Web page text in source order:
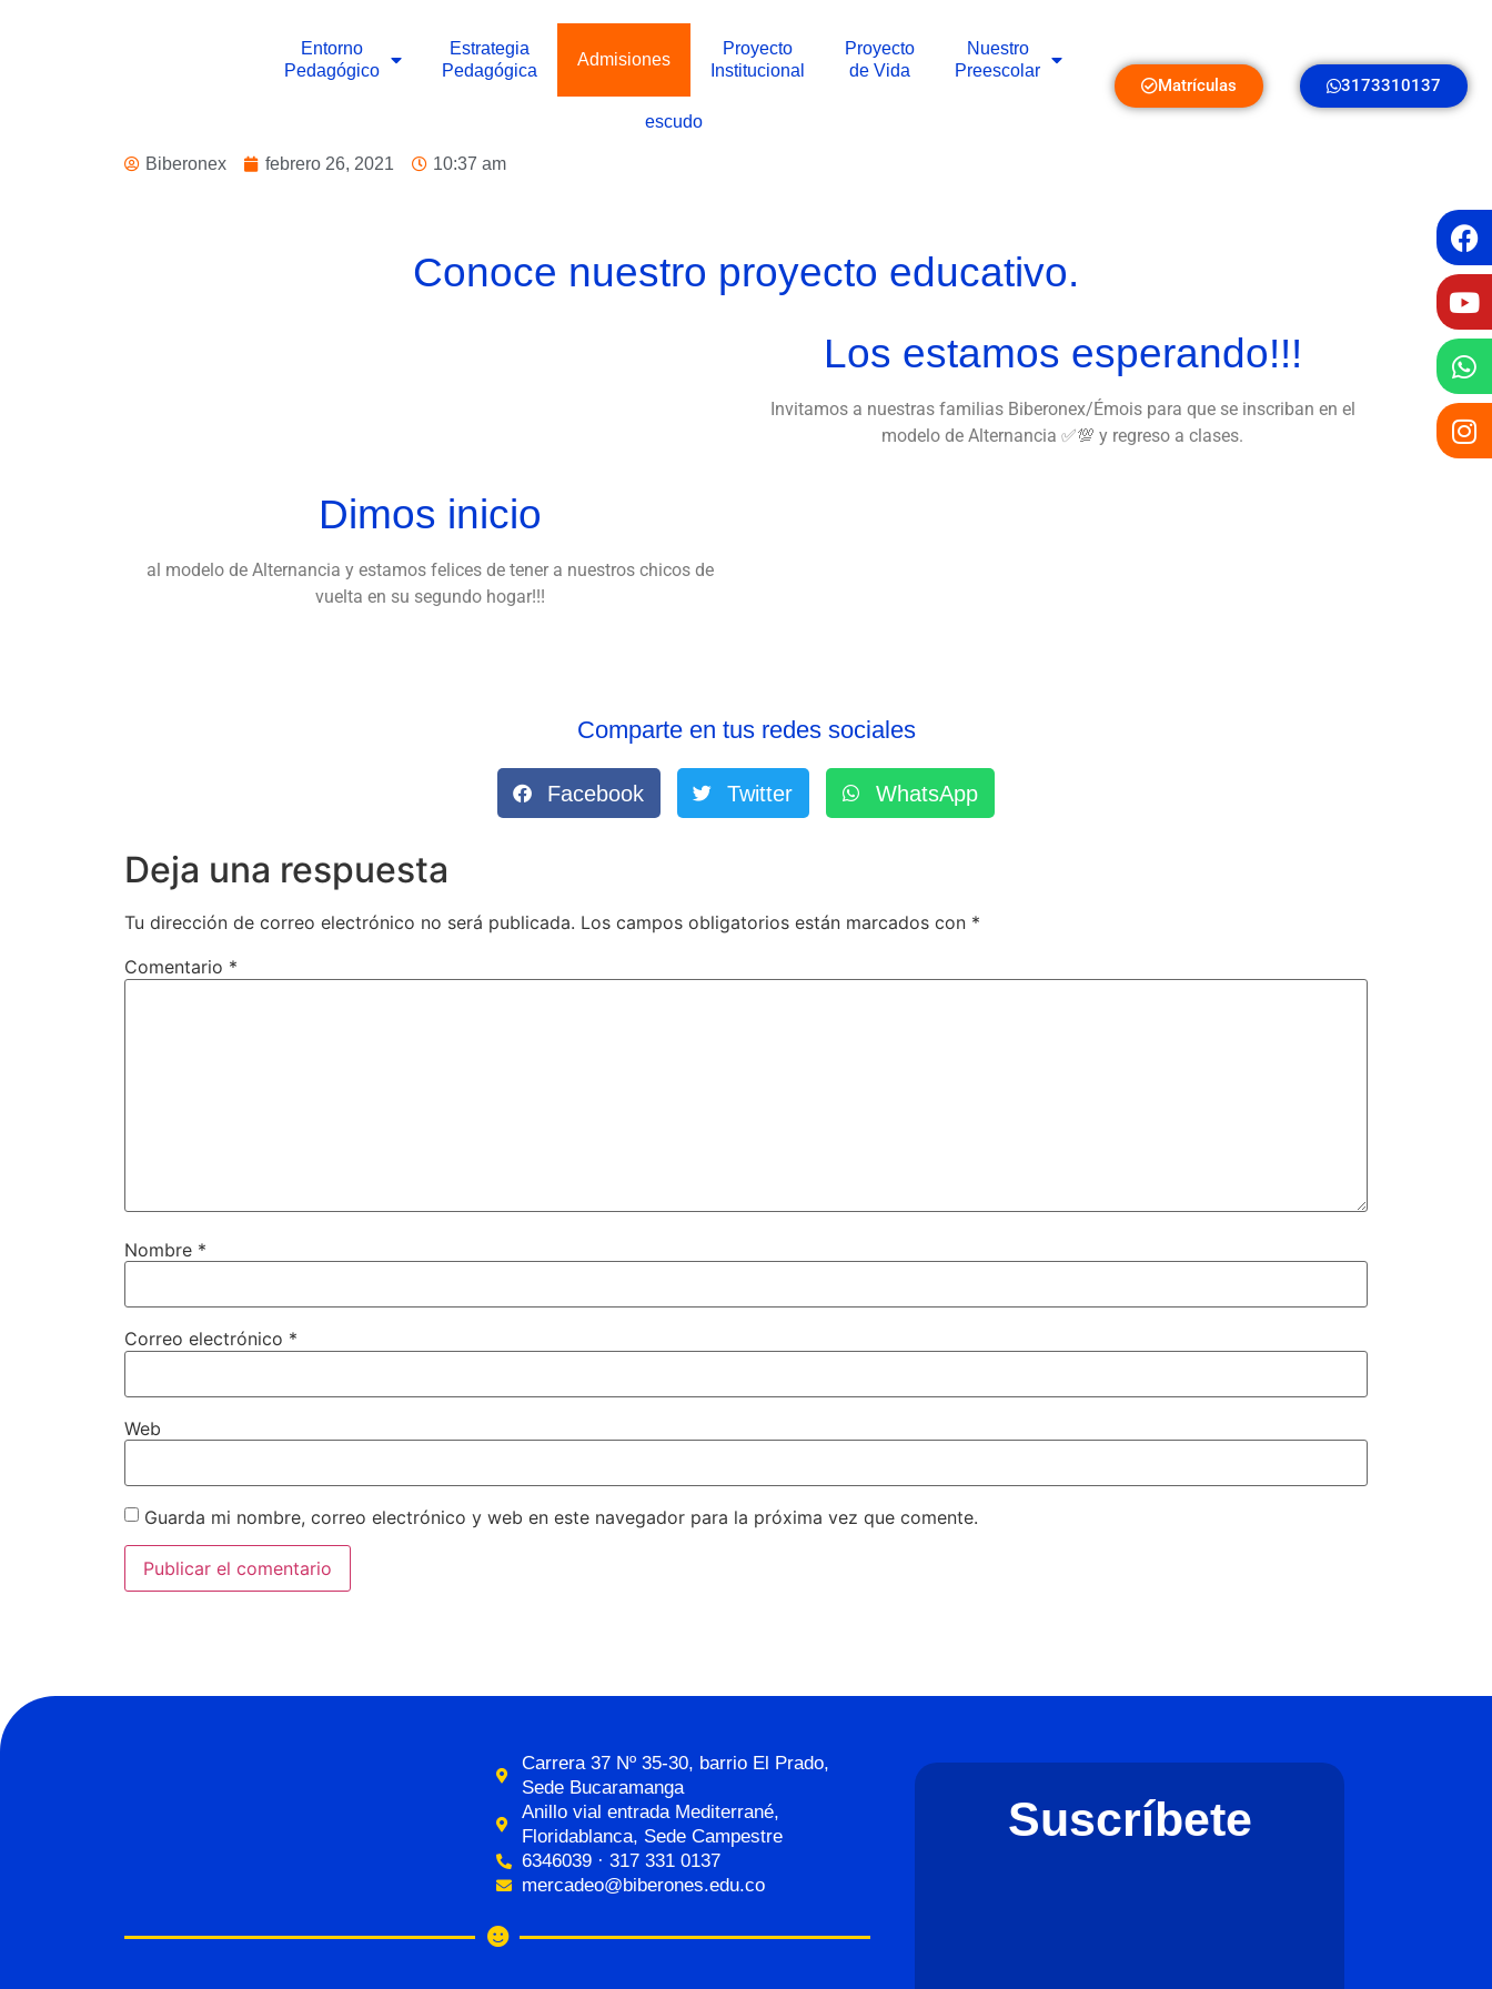
Entorno
Pedagógico
Estrategia
Pedagógica
Admisiones
Proyecto
Institucional
Proyecto
de Vida
Nuestro
Preescolar
escudo
Matrículas 3173310137
Biberonex febrero 26, 2021 10:37 am
Conoce nuestro proyecto educativo.
Los estamos esperando!!!
Invitamos a nuestras familias Biberonex/Émois para que se inscriban en el
modelo de Alternancia ✅💯 y regreso a clases.
Dimos inicio
al modelo de Alternancia y estamos felices de tener a nuestros chicos de
vuelta en su segundo hogar!!!
Comparte en tus redes sociales
Facebook Twitter WhatsApp
Deja una respuesta
Tu dirección de correo electrónico no será publicada. Los campos obligatorios están marcados con *
Comentario *
Nombre *
Correo electrónico *
Web
Guarda mi nombre, correo electrónico y web en este navegador para la próxima vez que comente.
Carrera 37 Nº 35-30, barrio El Prado,
Sede Bucaramanga
Anillo vial entrada Mediterrané,
Floridablanca, Sede Campestre
6346039 · 317 331 0137
mercadeo@biberones.edu.co
Suscríbete